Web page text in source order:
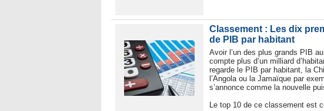
Classement : Les dix
de PIB par habitant
Avoir l’un des plus grands PIB
compte plus d’un milliard
regarde le PIB par habitant, la
l’Angola ou la Jamaïque par
s’annonce comme la nouvelle
Le top 10 de ce classement est